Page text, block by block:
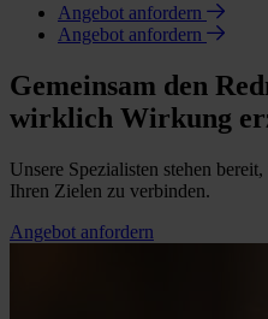
Angebot anfordern
Angebot anfordern
Gemeinsam den
wirklich Wirkung
Unsere Spezialisten stehen
Ihren Zielen zu verbinden.
Angebot anfordern